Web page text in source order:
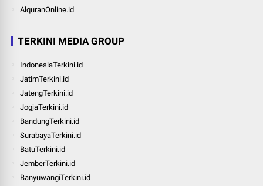
AlquranOnline.id
TERKINI MEDIA GROUP
IndonesiaTerkini.id
JatimTerkini.id
JatengTerkini.id
JogjaTerkini.id
BandungTerkini.id
SurabayaTerkini.id
BatuTerkini.id
JemberTerkini.id
BanyuwangiTerkini.id